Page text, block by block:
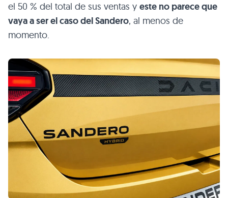
el 50 % del total de sus ventas y este no parece que
vaya a ser el caso del Sandero, al menos de
momento.